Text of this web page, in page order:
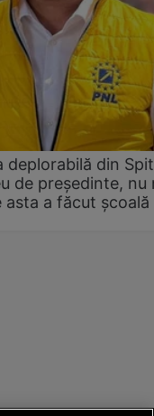
deplorabilă din
de președinte, nu
asta a făcut școală